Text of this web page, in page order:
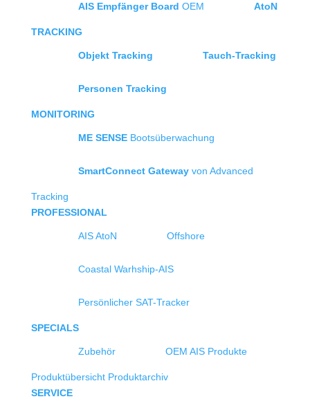
AIS Empfänger Board OEM AtoN
TRACKING
Objekt Tracking Tauch-Tracking
Personen Tracking
MONITORING
ME SENSEBootsüberwachung
SmartConnect Gatewayvon Advanced
Tracking
PROFESSIONAL
AIS AtoN Offshore
Coastal Warhship-AIS
Persönlicher SAT-Tracker
SPECIALS
Zubehör OEM AIS Produkte
Produktübersicht Produktarchiv
SERVICE